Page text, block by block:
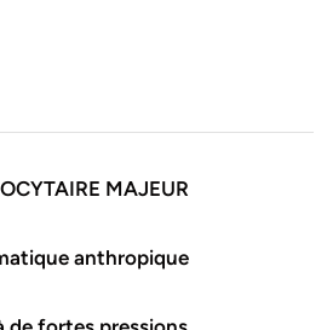
MAJEUR
anthropique